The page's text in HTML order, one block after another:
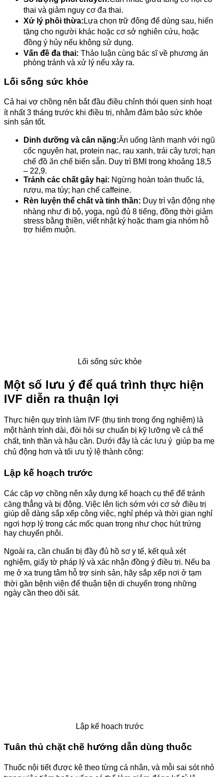
thai và giảm nguy cơ đa thai.
Xử lý phôi thừa: Lựa chọn trữ đông để dùng sau, hiến
tặng cho người khác hoặc cơ sở nghiên cứu, hoặc
đồng ý hủy nếu không sử dụng.
Vấn đề đa thai: Thảo luận cùng bác sĩ về phương án
phòng tránh và xử lý nếu xảy ra.
Lối sống sức khỏe
Cả hai vợ chồng nên bắt đầu điều chỉnh thói quen sinh hoạt
ít nhất 3 tháng trước khi điều trị, nhằm đảm bảo sức khỏe
sinh sản tốt.
Dinh dưỡng và cân nặng:Ăn uống lành mạnh với ngũ
cốc nguyên hạt, protein nạc, rau xanh, trái cây tươi; hạn
chế đồ ăn chế biến sẵn. Duy trì BMI trong khoảng 18,5
– 22,9.
Tránh các chất gây hại: Ngừng hoàn toàn thuốc lá,
rượu, ma túy; hạn chế caffeine.
Rèn luyện thể chất và tinh thần: Duy trì vận động nhẹ
nhàng như đi bộ, yoga, ngủ đủ 8 tiếng, đồng thời giảm
stress bằng thiền, viết nhật ký hoặc tham gia nhóm hỗ
trợ hiếm muộn.
Lối sống sức khỏe
Một số lưu ý để quá trình thực hiện
IVF diễn ra thuận lợi
Thực hiện quy trình làm IVF (thụ tinh trong ống nghiệm) là
một hành trình dài, đòi hỏi sự chuẩn bị kỹ lưỡng về cả thể
chất, tinh thần và hậu cần. Dưới đây là các lưu ý giúp ba mẹ
chủ động hơn và tối ưu tỷ lệ thành công:
Lập kế hoạch trước
Các cặp vợ chồng nên xây dựng kế hoạch cụ thể để tránh
căng thẳng và bị động. Việc lên lịch sớm với cơ sở điều trị
giúp dễ dàng sắp xếp công việc, nghỉ phép và thời gian nghỉ
ngơi hợp lý trong các mốc quan trọng như chọc hút trứng
hay chuyển phôi.
Ngoài ra, cần chuẩn bị đầy đủ hồ sơ y tế, kết quả xét
nghiệm, giấy tờ pháp lý và xác nhận đồng ý điều trị. Nếu ba
mẹ ở xa trung tâm hỗ trợ sinh sản, hãy sắp xếp nơi ở tạm
thời gần bệnh viện để thuận tiện di chuyển trong những
ngày cần theo dõi sát.
Lập kế hoạch trước
Tuân thủ chặt chẽ hướng dẫn dùng thuốc
Thuốc nội tiết được kê theo từng cá nhân, và mỗi sai sót nhỏ